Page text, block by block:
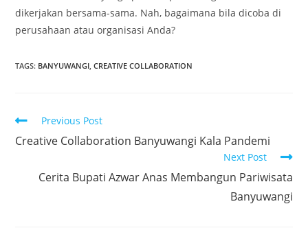
dikerjakan bersama-sama. Nah, bagaimana bila dicoba di
perusahaan atau organisasi Anda?
TAGS: BANYUWANGI, CREATIVE COLLABORATION
Previous Post
Creative Collaboration Banyuwangi Kala Pandemi
Next Post
Cerita Bupati Azwar Anas Membangun Pariwisata
Banyuwangi